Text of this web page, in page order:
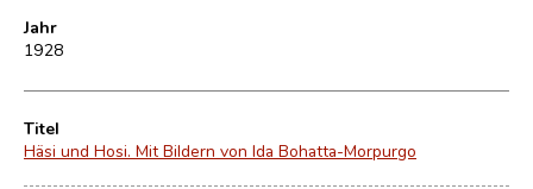
Jahr
1928
Titel
Häsi und Hosi. Mit Bildern von Ida Bohatta-Morpurgo